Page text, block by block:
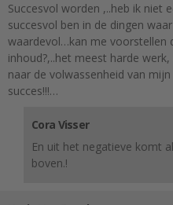
Succesvol worden ,..heb ik niet
succesvol ben in de dingen
waardevol…kan me voorstellen
inhoud?,..het meest harde
naar de volwassenheid van
succes!!!…
Cora Visser
En uit het negatieve komt
boven.!